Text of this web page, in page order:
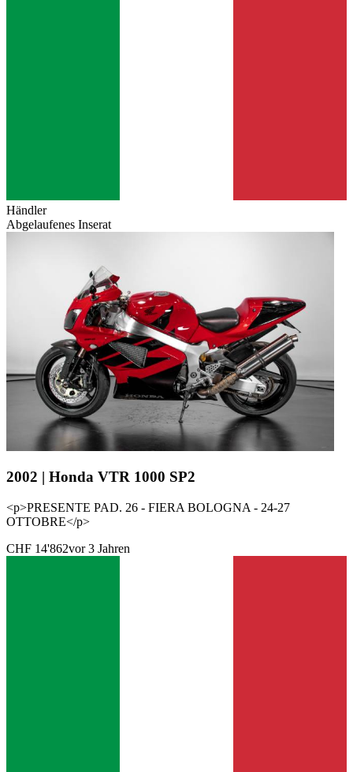
Händler
Abgelaufenes Inserat
2002 | Honda VTR 1000 SP2
<p>PRESENTE PAD. 26 - FIERA BOLOGNA - 24-27
OTTOBRE</p>
CHF 14'862vor 3 Jahren